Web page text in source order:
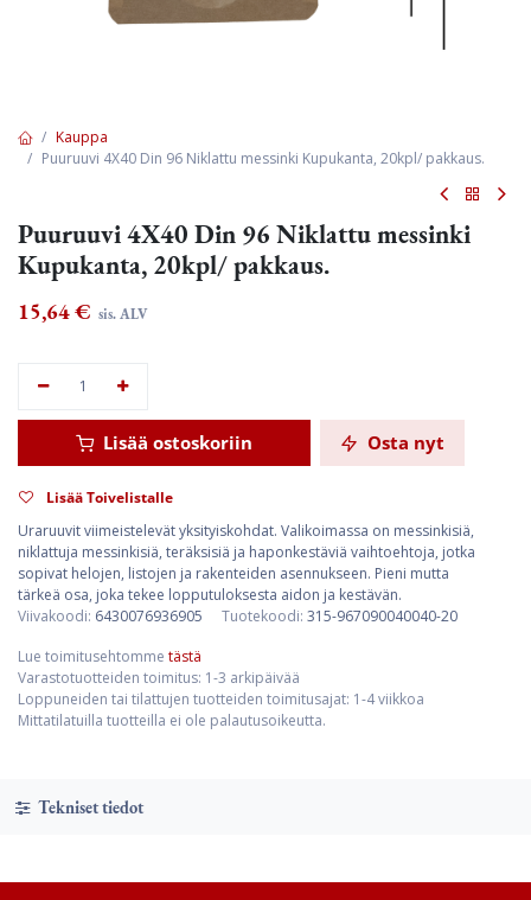
Kauppa
Puuruuvi 4X40 Din 96 Niklattu messinki Kupukanta, 20kpl/ pakkaus.
Puuruuvi 4X40 Din 96 Niklattu messinki
Kupukanta, 20kpl/ pakkaus.
15,64€ sis. ALV
Lisää ostoskoriin Osta nyt
Lisää Toivelistalle
Uraruuvit viimeistelevät yksityiskohdat. Valikoimassa on messinkisiä,
niklattuja messinkisiä, teräksisiä ja haponkestäviä vaihtoehtoja, jotka
sopivat helojen, listojen ja rakenteiden asennukseen. Pieni mutta
tärkeä osa, joka tekee lopputuloksesta aidon ja kestävän.
Viivakoodi: 6430076936905 Tuotekoodi: 315-967090040040-20
Lue toimitusehtomme tästä
Varastotuotteiden toimitus: 1-3 arkipäivää
Loppuneiden tai tilattujen tuotteiden toimitusajat: 1-4 viikkoa
Mittatilatuilla tuotteilla ei ole palautusoikeutta.
Tekniset tiedot